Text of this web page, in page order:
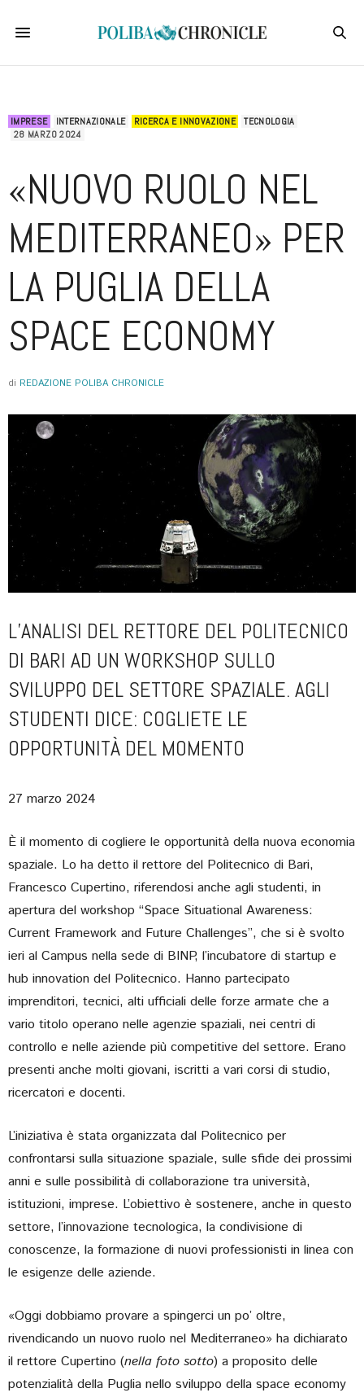
IMPRESE INTERNAZIONALE RICERCA E INNOVAZIONE
TECNOLOGIA
28 MARZO 2024
«NUOVO RUOLO NEL
MEDITERRANEO» PER
LA PUGLIA DELLA
SPACE ECONOMY
di REDAZIONE POLIBA CHRONICLE
L’ANALISI DEL RETTORE DEL POLITECNICO
DI BARI AD UN WORKSHOP SULLO
SVILUPPO DEL SETTORE SPAZIALE. AGLI
STUDENTI DICE: COGLIETE LE
OPPORTUNITÀ DEL MOMENTO
27 marzo 2024
È il momento di cogliere le opportunità della nuova economia
spaziale. Lo ha detto il rettore del Politecnico di Bari,
Francesco Cupertino, riferendosi anche agli studenti, in
apertura del workshop “Space Situational Awareness:
Current Framework and Future Challenges”, che si è svolto
ieri al Campus nella sede di BINP, l’incubatore di startup e
hub innovation del Politecnico. Hanno partecipato
imprenditori, tecnici, alti ufficiali delle forze armate che a
vario titolo operano nelle agenzie spaziali, nei centri di
controllo e nelle aziende più competitive del settore. Erano
presenti anche molti giovani, iscritti a vari corsi di studio,
ricercatori e docenti.
L’iniziativa è stata organizzata dal Politecnico per
confrontarsi sulla situazione spaziale, sulle sfide dei prossimi
anni e sulle possibilità di collaborazione tra università,
istituzioni, imprese. L’obiettivo è sostenere, anche in questo
settore, l’innovazione tecnologica, la condivisione di
conoscenze, la formazione di nuovi professionisti in linea con
le esigenze delle aziende.
«Oggi dobbiamo provare a spingerci un po’ oltre,
rivendicando un nuovo ruolo nel Mediterraneo» ha dichiarato
il rettore Cupertino (nella foto sotto) a proposito delle
potenzialità della Puglia nello sviluppo della space economy